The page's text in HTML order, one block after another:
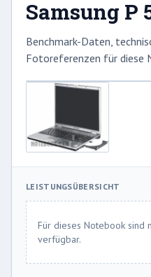
Samsung P
Benchmark-Daten,
Fotoreferenzen für diese
LEISTUNGSÜBERSICHT
Für dieses Notebook sind
verfügbar.